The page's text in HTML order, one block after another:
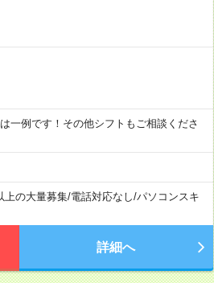
一例です！その他シフトもご相談くださ
上の大量募集/電話対応なし/パソコンスキ
詳細へ